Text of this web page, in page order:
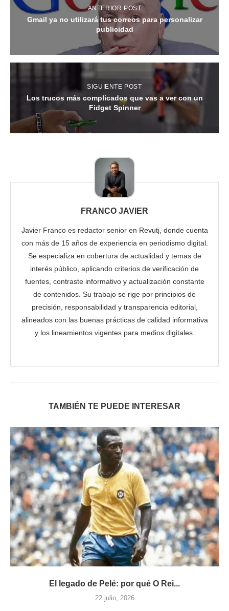
ANTERIOR POST
Gmail ya no utilizará tus correos para personalizar
publicidad
SIGUIENTE POST
Los trucos más complicados que vas a ver con un
Fidget Spinner
FRANCO JAVIER
Javier Franco es redactor senior en Revutj, donde cuenta
con más de 15 años de experiencia en periodismo digital.
Se especializa en cobertura de actualidad y temas de
interés público, aplicando criterios de verificación de
fuentes, contraste informativo y actualización constante
de contenidos. Su trabajo se rige por principios de
precisión, responsabilidad y transparencia editorial,
alineados con las buenas prácticas de calidad informativa
y los lineamientos vigentes para medios digitales.
TAMBIÉN TE PUEDE INTERESAR
El legado de Pelé: por qué O Rei...
22 julio, 2026